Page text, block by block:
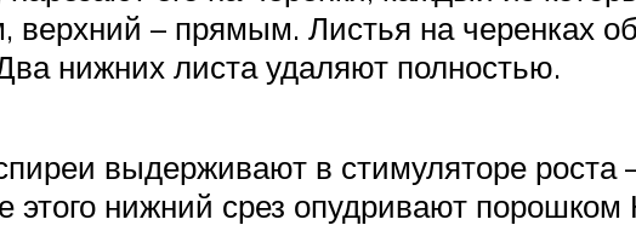
верхний – прямым. Листья на черенках
нижних листа удаляют полностью.
выдерживают в стимуляторе
этого нижний срез опудривают